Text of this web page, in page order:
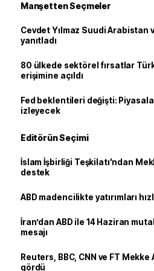
Manşetten Seçmeler
Cevdet Yılmaz Suudi Arabistan
yanıtladı
80 ülkede sektörel fırsatlar
erişimine açıldı
Fed beklentileri değişti:
izleyecek
Editörün Seçimi
İslam İşbirliği Teşkilatı'ndan
destek
ABD madencilikte yatırımları
İran’dan ABD ile 14 Haziran
mesajı
Reuters, BBC, CNN ve FT Mekke
gördü